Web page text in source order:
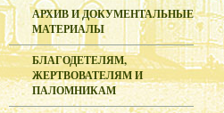
АРХИВ И ДОКУМЕНТАЛЬНЫЕ
МАТЕРИАЛЫ
БЛАГОДЕТЕЛЯМ,
ЖЕРТВОВАТЕЛЯМ И
ПАЛОМНИКАМ